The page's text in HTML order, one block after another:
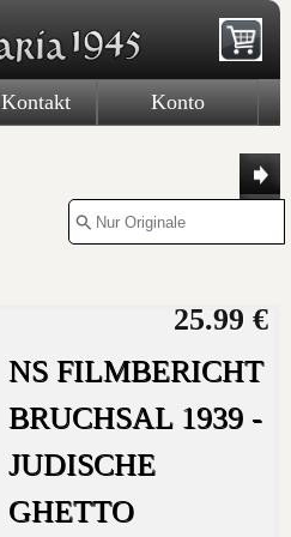
Kontakt Konto
25.99 €
NS FILMBERICHT
BRUCHSAL 1939 -
JUDISCHE
GHETTO